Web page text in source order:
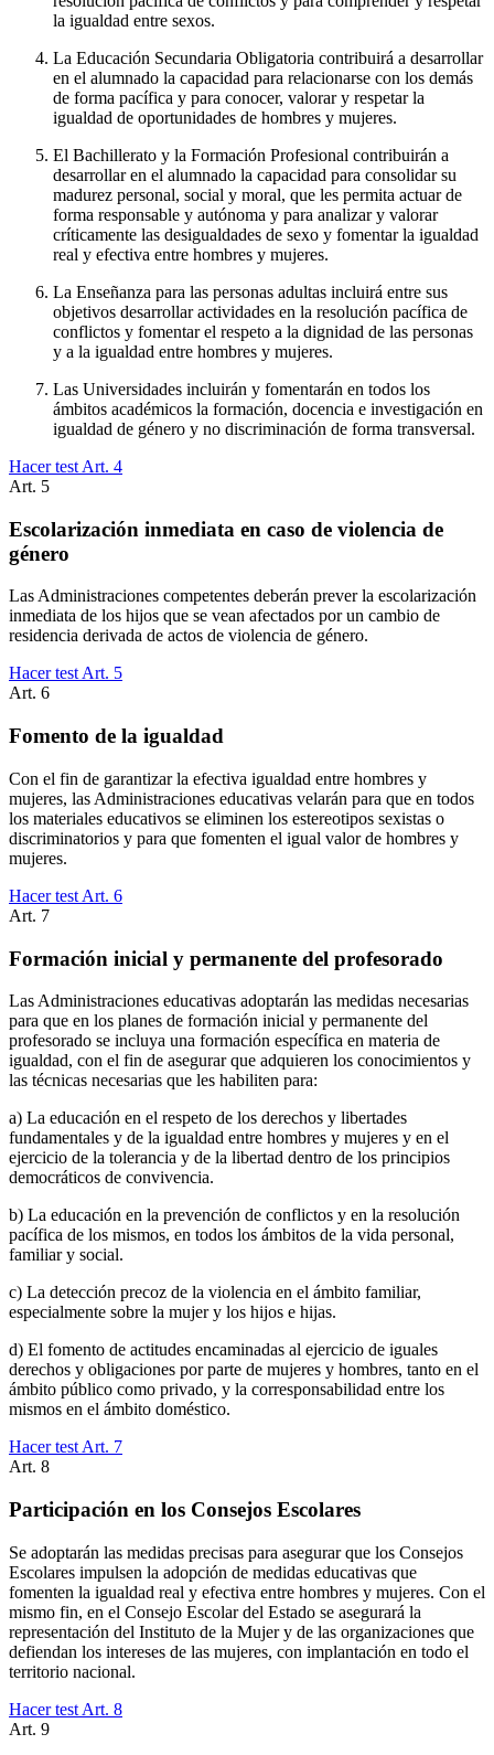
la igualdad entre sexos.
La Educación Secundaria Obligatoria contribuirá a desarrollar
en el alumnado la capacidad para relacionarse con los demás
de forma pacífica y para conocer, valorar y respetar la
igualdad de oportunidades de hombres y mujeres.
El Bachillerato y la Formación Profesional contribuirán a
desarrollar en el alumnado la capacidad para consolidar su
madurez personal, social y moral, que les permita actuar de
forma responsable y autónoma y para analizar y valorar
críticamente las desigualdades de sexo y fomentar la igualdad
real y efectiva entre hombres y mujeres.
La Enseñanza para las personas adultas incluirá entre sus
objetivos desarrollar actividades en la resolución pacífica de
conflictos y fomentar el respeto a la dignidad de las personas
y a la igualdad entre hombres y mujeres.
Las Universidades incluirán y fomentarán en todos los
ámbitos académicos la formación, docencia e investigación en
igualdad de género y no discriminación de forma transversal.
Hacer test Art. 4
Art. 5
Escolarización inmediata en caso de violencia de
género
Las Administraciones competentes deberán prever la escolarización
inmediata de los hijos que se vean afectados por un cambio de
residencia derivada de actos de violencia de género.
Hacer test Art. 5
Art. 6
Fomento de la igualdad
Con el fin de garantizar la efectiva igualdad entre hombres y
mujeres, las Administraciones educativas velarán para que en todos
los materiales educativos se eliminen los estereotipos sexistas o
discriminatorios y para que fomenten el igual valor de hombres y
mujeres.
Hacer test Art. 6
Art. 7
Formación inicial y permanente del profesorado
Las Administraciones educativas adoptarán las medidas necesarias
para que en los planes de formación inicial y permanente del
profesorado se incluya una formación específica en materia de
igualdad, con el fin de asegurar que adquieren los conocimientos y
las técnicas necesarias que les habiliten para:
a) La educación en el respeto de los derechos y libertades
fundamentales y de la igualdad entre hombres y mujeres y en el
ejercicio de la tolerancia y de la libertad dentro de los principios
democráticos de convivencia.
b) La educación en la prevención de conflictos y en la resolución
pacífica de los mismos, en todos los ámbitos de la vida personal,
familiar y social.
c) La detección precoz de la violencia en el ámbito familiar,
especialmente sobre la mujer y los hijos e hijas.
d) El fomento de actitudes encaminadas al ejercicio de iguales
derechos y obligaciones por parte de mujeres y hombres, tanto en el
ámbito público como privado, y la corresponsabilidad entre los
mismos en el ámbito doméstico.
Hacer test Art. 7
Art. 8
Participación en los Consejos Escolares
Se adoptarán las medidas precisas para asegurar que los Consejos
Escolares impulsen la adopción de medidas educativas que
fomenten la igualdad real y efectiva entre hombres y mujeres. Con el
mismo fin, en el Consejo Escolar del Estado se asegurará la
representación del Instituto de la Mujer y de las organizaciones que
defiendan los intereses de las mujeres, con implantación en todo el
territorio nacional.
Hacer test Art. 8
Art. 9